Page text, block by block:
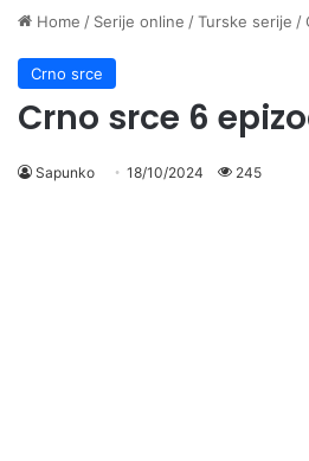
Home / Serije online /Turske serije /
Crno srce
Crno srce 6
Sapunko 18/10/2024 245